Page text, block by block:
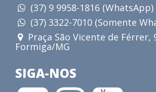
(37) 9 9958-1816 (WhatsApp)
(37) 3322-7010 (Somente
Praça São Vicente de Férrer,
Formiga/MG
SIGA-NOS